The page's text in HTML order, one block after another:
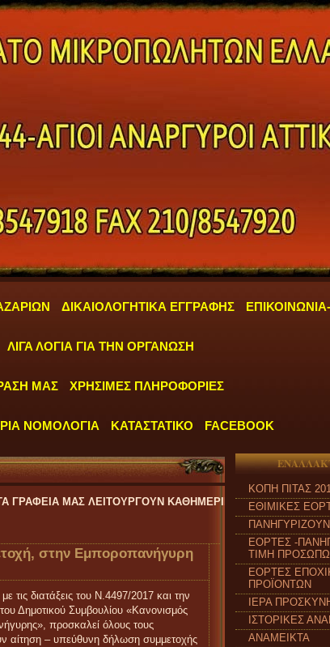
ΔΙΚΑΙΟΛΟΓΗΤΙΚΑ ΕΓΓΡΑΦΗΣ
ΛΙΓΑ ΛΟΓΙΑ ΓΙΑ ΤΗΝ ΟΡΓΑΝΩΣΗ
ΜΑΣ ΧΡΗΣΙΜΕΣ ΠΛΗΡΟΦΟΡΙΕΣ
ΝΟΜΟΛΟΓΙΑ ΚΑΤΑΣΤΑΤΙΚΟ FACEBOOK
ΛΕΙΤΟΥΡΓΟΥΝ ΚΑΘΗΜΕΡΙΝΑ ΑΠΟ ΔΕΥΤΕΡΑ έως
στην Εμποροπανήγυρη
διατάξεις του Ν.4497/2017 και την
Δημοτικού Συμβουλίου «Κανονισμός
προσκαλεί όλους τους
αίτηση – υπεύθυνη δήλωση συμμετοχής
ΚΟΠΗ ΠΙΤΑΣ
ΕΘΙΜΙΚΕΣ
ΠΑΝΗΓΥΡΙΖΟΥΝ
ΕΟΡΤΕΣ -
ΤΙΜΗ
ΕΟΡΤΕΣ
ΠΡΟΪΟΝΤΩΝ
ΙΕΡΑ
ΙΣΤΟΡΙΚΕΣ
ΑΝΑΜΕΙΚΤΑ